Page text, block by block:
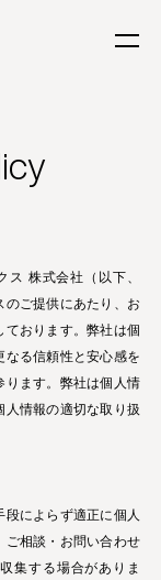
ス 株式会社（以下、
のご提供にあたり、お
ております。弊社は個
なる信頼性と安心感を
ります。弊社は個人情
人情報の適切な取り扱
によらず適正に個人
ご相談・お問い合わせ
集する場合がありま